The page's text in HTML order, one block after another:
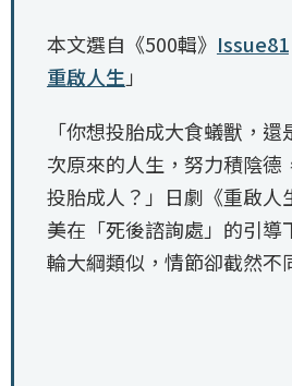
本文選自《500輯》 Issue81
重啟人生 」
「你想投胎成大食蟻獸，
次原來的人生，努力積陰德
投胎成人？」日劇《重啟人
美在「死後諮詢處」的引導
輪大綱類似，情節卻截然不